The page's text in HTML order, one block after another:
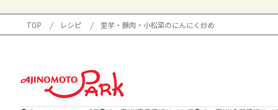
TOP レシピ 里芋・豚肉・小松菜のにんにく炒め